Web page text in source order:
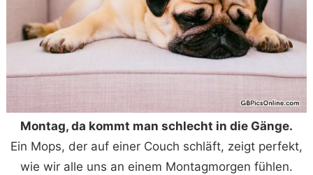
Montag, da kommt man schlecht in die Gänge.
Ein Mops, der auf einer Couch schläft, zeigt perfekt,
wie wir alle uns an einem Montagmorgen fühlen.